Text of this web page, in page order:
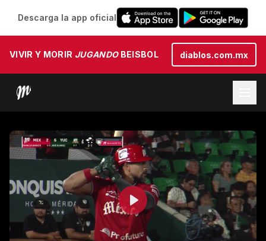
Descarga la app oficial
VIVIR Y MORIR JUGANDOBEISBOL diablos.com.mx
Play